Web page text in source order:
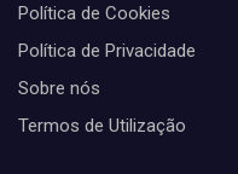
Política de Cookies
Política de Privacidade
Sobre nós
Termos de Utilização